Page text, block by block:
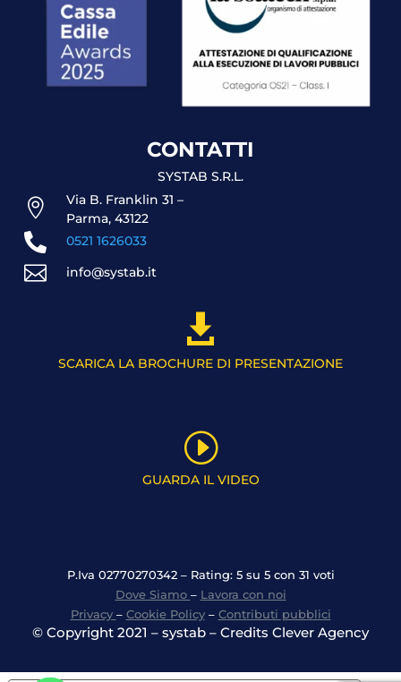
CONTATTI
SYSTAB S.R.L.

Via B. Franklin 31 –
Parma, 43122
 0521 1626033
 info@systab.it

SCARICA LA BROCHURE DI PRESENTAZIONE
I
GUARDA IL VIDEO
P.Iva 02770270342 – Rating: 5 su 5 con 31 voti
Dove Siamo – Lavora con noi
Privacy – Cookie Policy– Contributi pubblici
© Copyright 2021 – systab – Credits Clever Agency